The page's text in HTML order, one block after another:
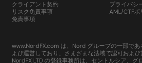
クライアント契約
リスク免責事項
免責事項
プライバシ
AML/CTFポ
www.NordFX.com は、Nord グループの一部であ
よび運営しており、さまざまな法域で認可および
NordFX LTD の登録事務所は、セントルシア、グ